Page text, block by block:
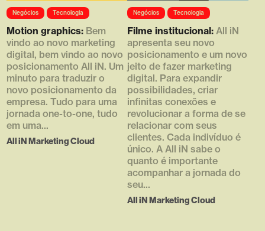
Array ( [0] =>
https://d4g.com.br/wp-
content/uploads/2016/04/Screen
-Shot-2016-04-13-at-11.23.52-
AM-768x432.png [1] => 768
[2] => 432 [3] => 1 )
Negócios Tecnologia
Motion graphics: Bem
vindo ao novo marketing
digital, bem vindo ao novo
posicionamento All iN. Um
minuto para traduzir o
novo posicionamento da
empresa. Tudo para uma
jornada one-to-one, tudo
em uma...
All iN Marketing Cloud
Array ( [0] =>
https://d4g.com.br/wp-
content/uploads/2016/04/thumb
s_allin_filme-768x432.png [1]
=> 768 [2] => 432 [3] => 1 )
Negócios Tecnologia
Filme institucional:All iN
apresenta seu novo
posicionamento e um novo
jeito de fazer marketing
digital. Para expandir
possibilidades, criar
infinitas conexões e
revolucionar a forma de se
relacionar com seus
clientes. Cada indivíduo é
único. A All iN sabe o
quanto é importante
acompanhar a jornada do
seu...
All iN Marketing Cloud